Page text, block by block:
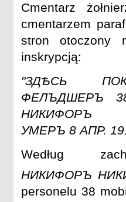
Cmentarz
cmentarzem
stron otoczony
inskrypcją:
"ЗДѢСЬ
ФЕЛЪДШЕРЪ
НИКИФОРЪ
УМЕРЪ 8 АПР.
Według
НИКИФОРЪ
personelu 38